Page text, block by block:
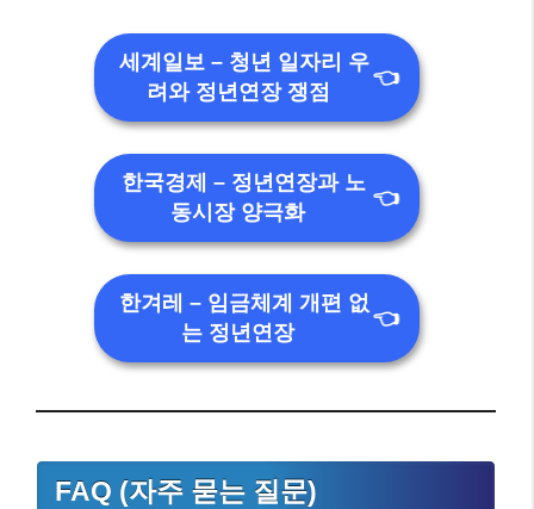
세계일보 – 청년 일자리 우
려와 정년연장 쟁점
👈
한국경제 – 정년연장과 노
동시장 양극화
👈
한겨레 – 임금체계 개편 없
는 정년연장
👈
FAQ (자주 묻는 질문)